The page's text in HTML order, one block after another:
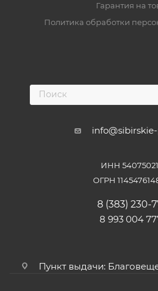
Гарантия на
Политика обработки
ИНН
ОГРН
8 (383) 230-
8 993 004
Пункт выдачи: